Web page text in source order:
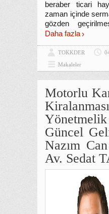
beraber ticari
zaman içinde
gözden
Daha fazla
TOKKDER
Makaleler
Motorlu
Güncel
Nazım
Av. Sedat